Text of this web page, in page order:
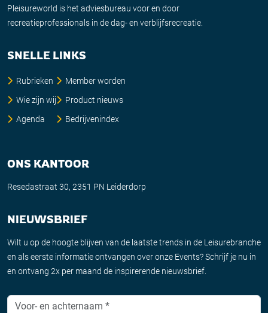
Pleisureworld is het adviesbureau voor en door
recreatieprofessionals in de dag- en verblijfsrecreatie.
SNELLE LINKS
Rubrieken
Wie zijn wij
Agenda
Member worden
Product nieuws
Bedrijvenindex
ONS KANTOOR
Resedastraat 30, 2351 PN Leiderdorp
NIEUWSBRIEF
Wilt u op de hoogte blijven van de laatste trends in de Leisurebranche
en als eerste informatie ontvangen over onze Events? Schrijf je nu in
en ontvang 2x per maand de inspirerende nieuwsbrief.